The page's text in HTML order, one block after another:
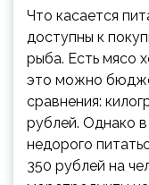
Что касается
доступны к
рыба. Есть мясо
это можно
сравнения:
рублей. Однако
недорого
350 рублей на